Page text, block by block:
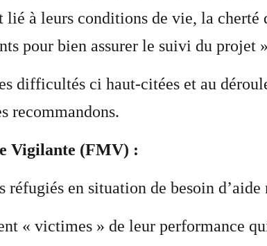
lié à leurs conditions de vie, la cherté
pour bien assurer le suivi du projet
difficultés ci haut-citées et au
recommandons.
Vigilante (FMV) :
en situation de besoin d’aide
« victimes » de leur performance